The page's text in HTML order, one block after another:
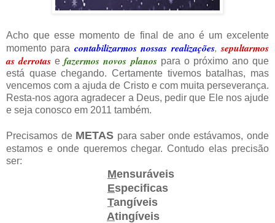
Acho que esse momento de final de ano é um excelente
momento para contabilizarmos nossas realizações,sepultarmos
as derrotas efazermos novos planospara o próximo ano que
está quase chegando. Certamente tivemos batalhas, mas
vencemos com a ajuda de Cristo e com muita perseverança.
Resta-nos agora agradecer a Deus, pedir que Ele nos ajude
e seja conosco em 2011 também.
Precisamos de METAS para saber onde estávamos, onde
estamos e onde queremos chegar. Contudo elas precisão
ser:
Mensuráveis
Especificas
Tangíveis
Atingíveis